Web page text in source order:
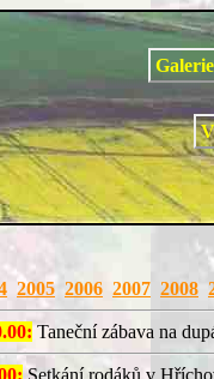
Galerie
2005 2006 2007 2008
Taneční zábava na
Setkání rodáků v